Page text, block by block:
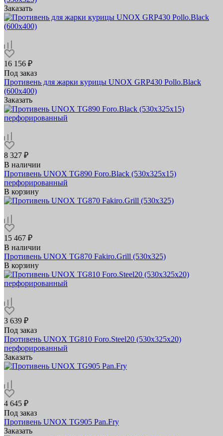
Заказать
16 156 ₽
Под заказ
Противень для жарки курицы UNOX GRP430 Pollo.Black
(600х400)
Заказать
8 327 ₽
В наличии
Противень UNOX TG890 Foro.Black (530х325х15)
перфорированный
В корзину
15 467 ₽
В наличии
Противень UNOX TG870 Fakiro.Grill (530х325)
В корзину
3 639 ₽
Под заказ
Противень UNOX TG810 Foro.Steel20 (530х325x20)
перфорированный
Заказать
4 645 ₽
Под заказ
Противень UNOX TG905 Pan.Fry
Заказать